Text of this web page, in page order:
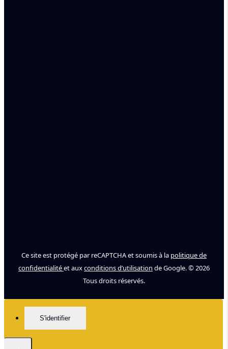
Ce site est protégé par reCAPTCHA et soumis à la politique de
confidentialitéet auxconditions d’utilisation de Google. © 2026
Tous droits réservés.
S'identifier